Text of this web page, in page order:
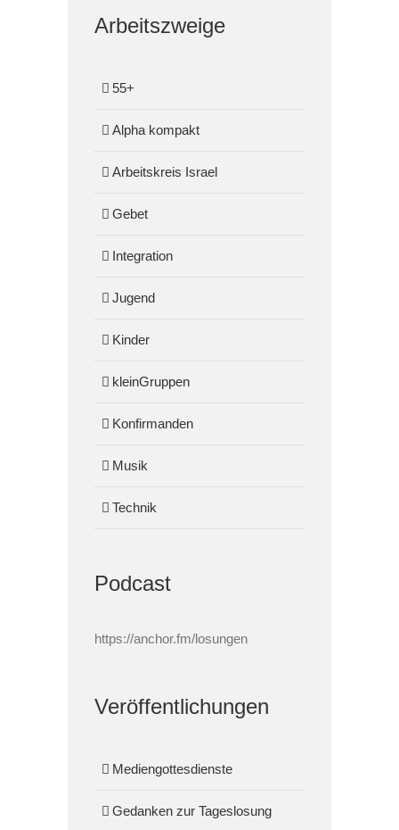
Arbeitszweige
55+
Alpha kompakt
Arbeitskreis Israel
Gebet
Integration
Jugend
Kinder
kleinGruppen
Konfirmanden
Musik
Technik
Podcast
https://anchor.fm/losungen
Veröffentlichungen
Mediengottesdienste
Gedanken zur Tageslosung